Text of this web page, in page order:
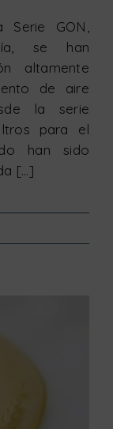
GON,
se han
altamente
de aire
la serie
para el
han sido
[...]